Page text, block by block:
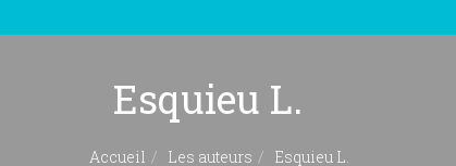
Esquieu L.
Accueil Les auteurs Esquieu L.